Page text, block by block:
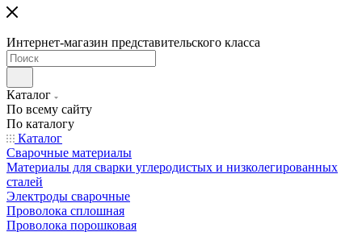
Интернет-магазин представительского класса
Каталог
По всему сайту
По каталогу
Каталог
Сварочные материалы
Материалы для сварки углеродистых и низколегированных
сталей
Электроды сварочные
Проволока сплошная
Проволока порошковая